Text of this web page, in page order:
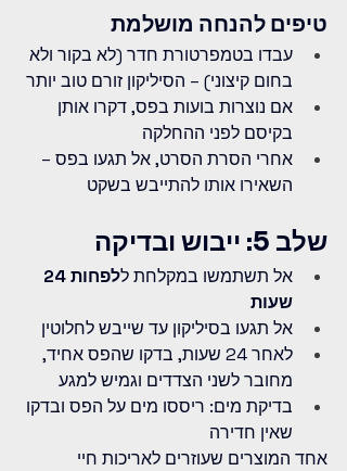
טיפים להנחה מושלמת
עבדו בטמפרטורת חדר (לא בקור ולא
בחום קיצוני) – הסיליקון זורם טוב יותר
אם נוצרות בועות בפס, דקרו אותן
בקיסם לפני ההחלקה
אחרי הסרת הסרט, אל תגעו בפס –
השאירו אותו להתייבש בשקט
שלב 5: ייבוש ובדיקה
אל תשתמשו במקלחת ל
שעות
אל תגעו בסיליקון עד שייבש לחלוטין
לאחר 24 שעות, בדקו שהפס אחיד,
מחובר לשני הצדדים וגמיש למגע
בדיקת מים: ריססו מים על הפס ובדקו
שאין חדירה
אחד המוצרים שעוזרים לאריכות חיי